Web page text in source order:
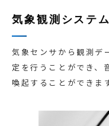
気象観測システム
気象センサから観測デ
定を行うことができ、
喚起することができま